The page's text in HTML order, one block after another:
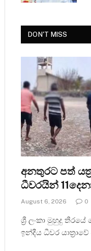
DON'T MISS
අනතුරට පත්
ධීවරයින්
August 6, 2026 0
ශ්‍රී ලංකා මුහුදු
ඉන්දීය ධීවර